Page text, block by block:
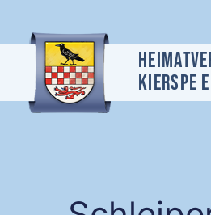
Kierspe